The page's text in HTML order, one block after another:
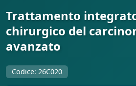
Trattamento
chirurgico del
avanzato
Codice: 26C020